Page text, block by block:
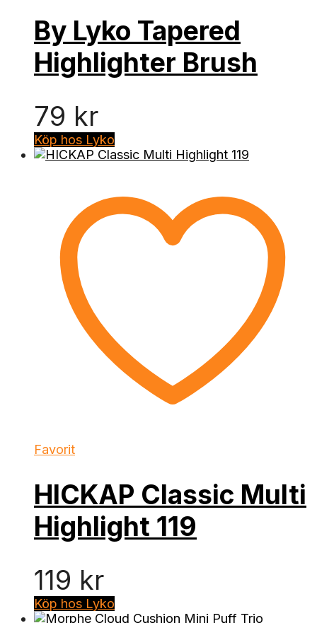
By Lyko Tapered
Highlighter Brush
79 kr
Köp hos Lyko
Favorit
HICKAP Classic Multi
Highlight 119
119 kr
Köp hos Lyko